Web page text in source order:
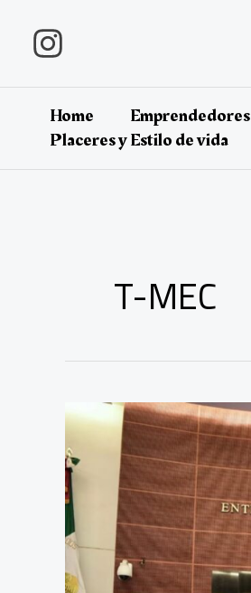
contenido
Home Emprendedores
Placeres y Estilo de vida
T-MEC